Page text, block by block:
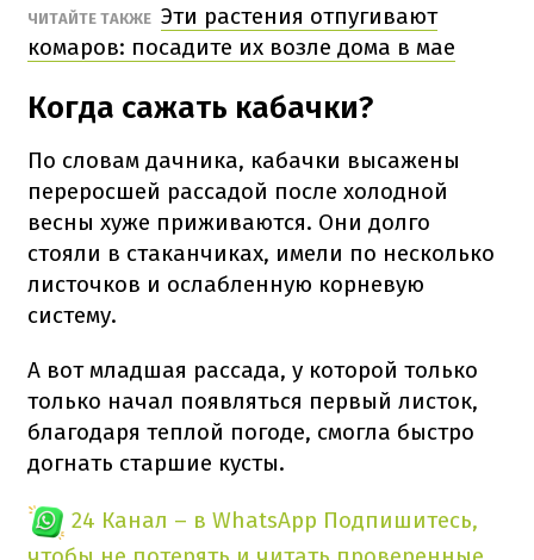
ЧИТАЙТЕ ТАКЖЕ Эти растения отпугивают
комаров: посадите их возле дома в мае
Когда сажать кабачки?
По словам дачника, кабачки высажены
переросшей рассадой после холодной
весны хуже приживаются. Они долго
стояли в стаканчиках, имели по несколько
листочков и ослабленную корневую
систему.
А вот младшая рассада, у которой только
только начал появляться первый листок,
благодаря теплой погоде, смогла быстро
догнать старшие кусты.
24 Канал – в WhatsApp Подпишитесь,